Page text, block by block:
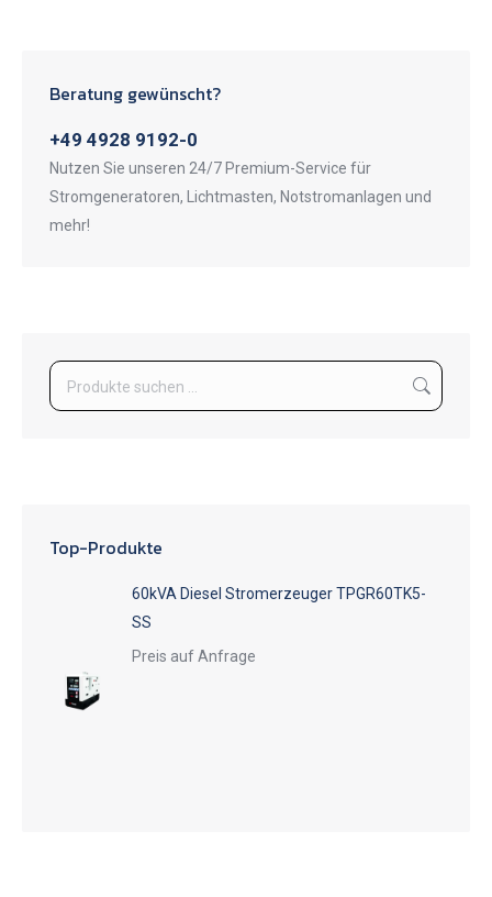
Beratung gewünscht?
+49 4928 9192-0
Nutzen Sie unseren 24/7 Premium-Service für
Stromgeneratoren, Lichtmasten, Notstromanlagen und
mehr!
Top-Produkte
60kVA Diesel Stromerzeuger TPGR60TK5-
SS
Preis auf Anfrage